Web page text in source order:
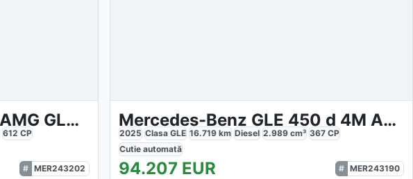
Mercedes-Benz GLE 63 AMG GLE 63 S 4M
612 CP
MER243202
Mercedes-Benz GLE 450 d 4M AMG NIGHT
2025 Clasa GLE 16.719km Diesel 2.989cm³ 367CP
Cutie automată
94.207EUR
MER243190